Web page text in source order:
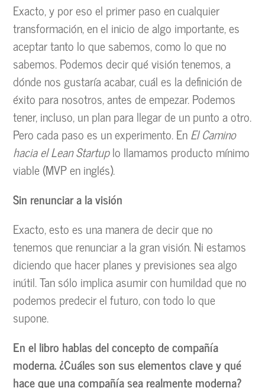
Exacto, y por eso el primer paso en cualquier
transformación, en el inicio de algo importante, es
aceptar tanto lo que sabemos, como lo que no
sabemos. Podemos decir qué visión tenemos, a
dónde nos gustaría acabar, cuál es la definición de
éxito para nosotros, antes de empezar. Podemos
tener, incluso, un plan para llegar de un punto a otro.
Pero cada paso es un experimento. EnEl Camino
hacia el Lean Startuplo llamamos producto mínimo
viable (MVP en inglés).
Sin renunciar a la visión
Exacto, esto es una manera de decir que no
tenemos que renunciar a la gran visión. Ni estamos
diciendo que hacer planes y previsiones sea algo
inútil. Tan sólo implica asumir con humildad que no
podemos predecir el futuro, con todo lo que
supone.
En el libro hablas del concepto de compañía
moderna. ¿Cuáles son sus elementos clave y qué
hace que una compañía sea realmente moderna?